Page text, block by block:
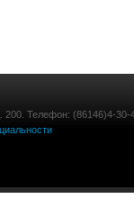
200. Телефон: (86146)4-30-